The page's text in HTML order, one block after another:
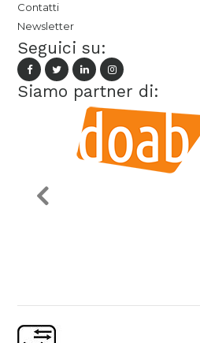
Contatti
Newsletter
Seguici su:
Siamo partner di: